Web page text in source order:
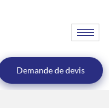
Demande de devis